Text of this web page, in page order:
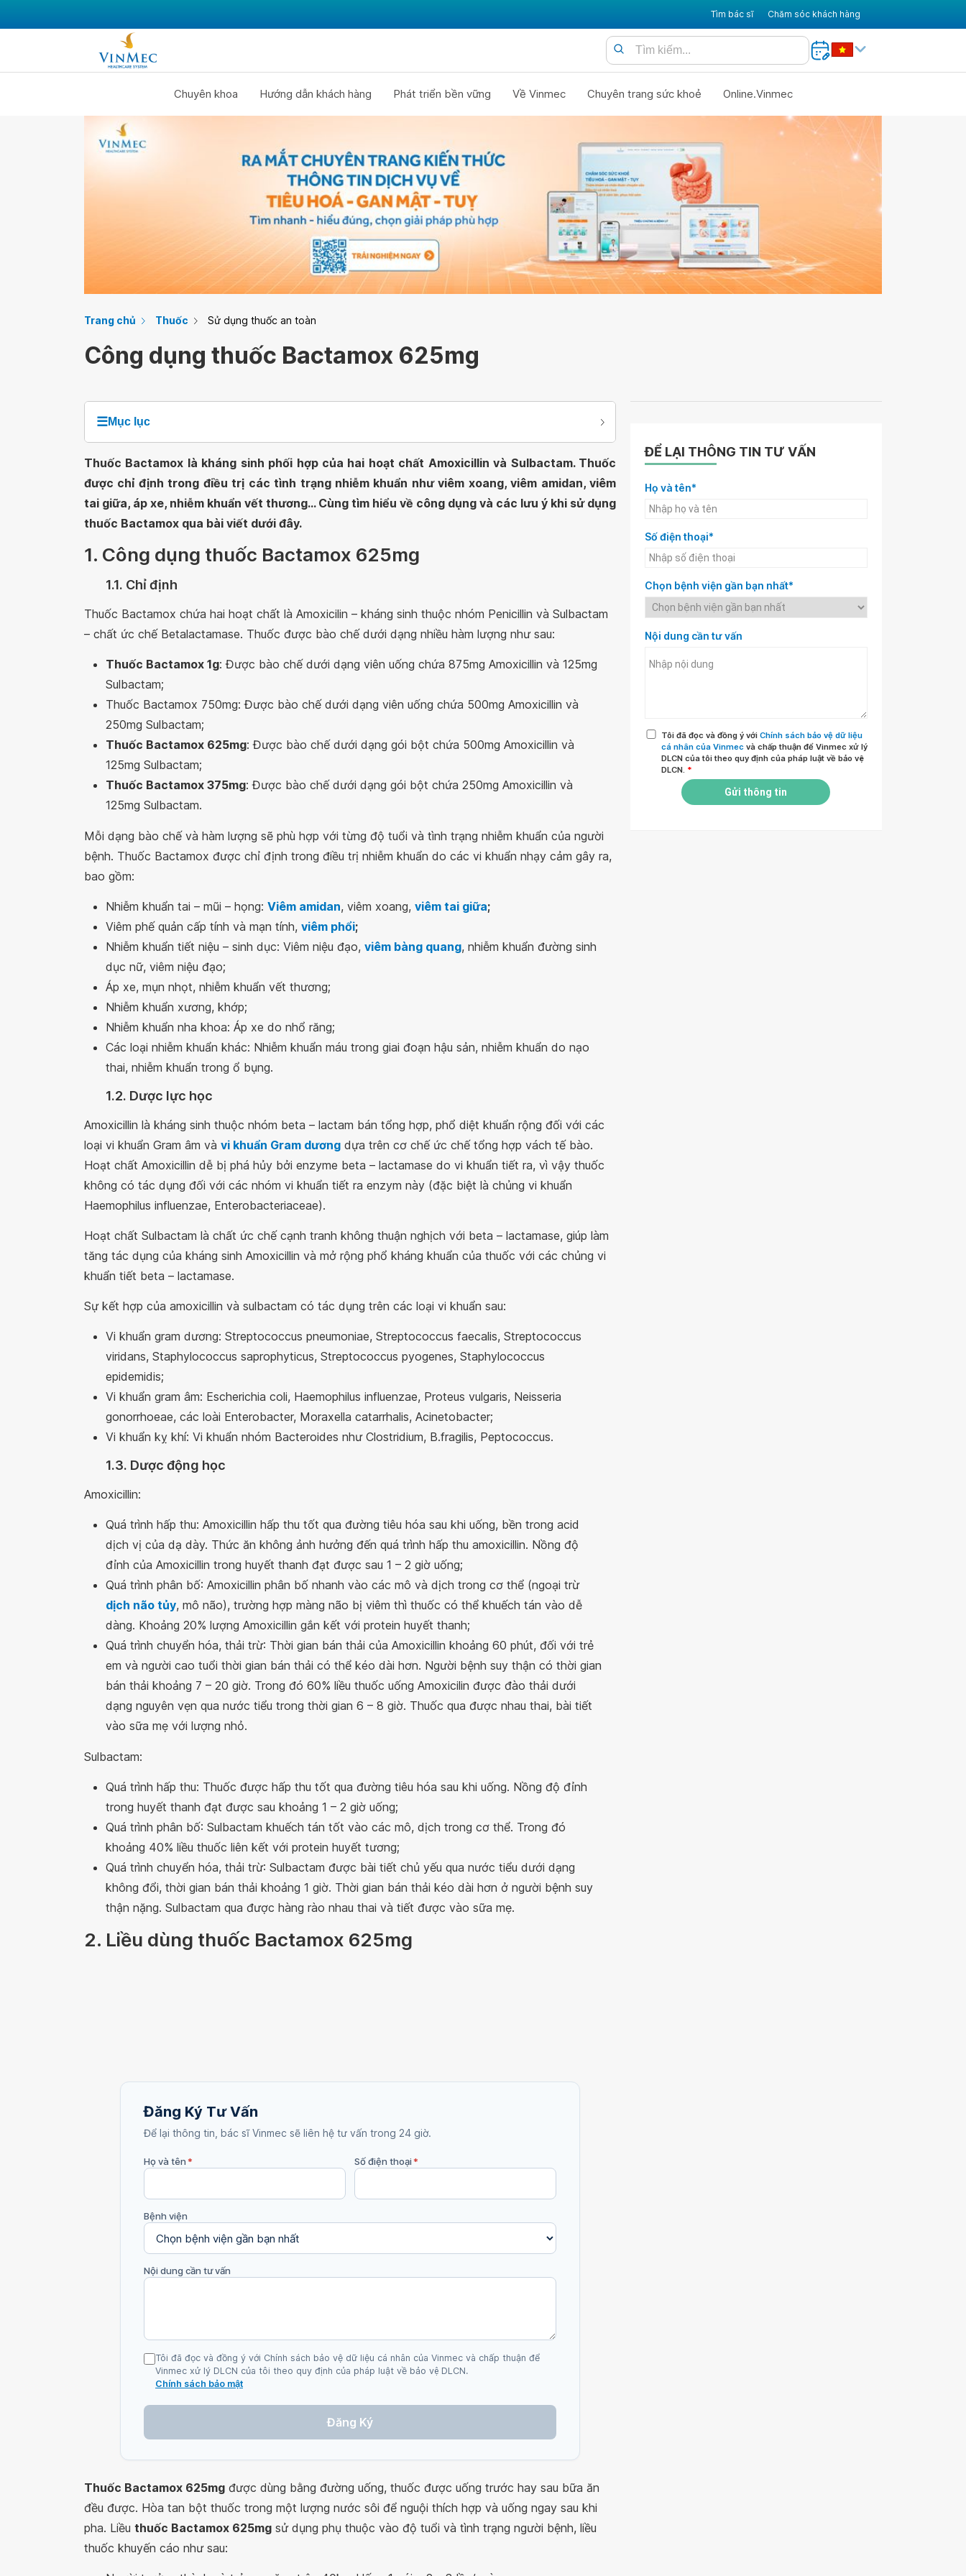
Tìm bác sĩ Chăm sóc khách hàng
Chuyên khoa Hướng dẫn khách hàng Phát triển bền vững Về Vinmec Chuyên trang sức khoẻ Online.Vinmec
Trang chủ Thuốc Sử dụng thuốc an toàn
Công dụng thuốc Bactamox 625mg
☰Mục lục
Thuốc Bactamox là kháng sinh phối hợp của hai hoạt chất Amoxicillin và Sulbactam. Thuốc
được chỉ định trong điều trị các tình trạng nhiễm khuẩn như viêm xoang, viêm amidan, viêm
tai giữa, áp xe, nhiễm khuẩn vết thương... Cùng tìm hiểu về công dụng và các lưu ý khi sử dụng
thuốc Bactamox qua bài viết dưới đây.
1. Công dụng thuốc Bactamox 625mg
1.1. Chỉ định
Thuốc Bactamox chứa hai hoạt chất là Amoxicilin – kháng sinh thuộc nhóm Penicillin và Sulbactam
– chất ức chế Betalactamase. Thuốc được bào chế dưới dạng nhiều hàm lượng như sau:
Thuốc Bactamox 1g: Được bào chế dưới dạng viên uống chứa 875mg Amoxicillin và 125mg
Sulbactam;
Thuốc Bactamox 750mg: Được bào chế dưới dạng viên uống chứa 500mg Amoxicillin và
250mg Sulbactam;
Thuốc Bactamox 625mg: Được bào chế dưới dạng gói bột chứa 500mg Amoxicillin và
125mg Sulbactam;
Thuốc Bactamox 375mg: Được bào chế dưới dạng gói bột chứa 250mg Amoxicillin và
125mg Sulbactam.
Mỗi dạng bào chế và hàm lượng sẽ phù hợp với từng độ tuổi và tình trạng nhiễm khuẩn của người
bệnh. Thuốc Bactamox được chỉ định trong điều trị nhiễm khuẩn do các vi khuẩn nhạy cảm gây ra,
bao gồm:
Nhiễm khuẩn tai – mũi – họng: Viêm amidan, viêm xoang, viêm tai giữa;
Viêm phế quản cấp tính và mạn tính, viêm phổi;
Nhiễm khuẩn tiết niệu – sinh dục: Viêm niệu đạo, viêm bàng quang, nhiễm khuẩn đường sinh
dục nữ, viêm niệu đạo;
Áp xe, mụn nhọt, nhiễm khuẩn vết thương;
Nhiễm khuẩn xương, khớp;
Nhiễm khuẩn nha khoa: Áp xe do nhổ răng;
Các loại nhiễm khuẩn khác: Nhiễm khuẩn máu trong giai đoạn hậu sản, nhiễm khuẩn do nạo
thai, nhiễm khuẩn trong ổ bụng.
1.2. Dược lực học
Amoxicillin là kháng sinh thuộc nhóm beta – lactam bán tổng hợp, phổ diệt khuẩn rộng đối với các
loại vi khuẩn Gram âm và vi khuẩn Gram dương dựa trên cơ chế ức chế tổng hợp vách tế bào.
Hoạt chất Amoxicillin dễ bị phá hủy bởi enzyme beta – lactamase do vi khuẩn tiết ra, vì vậy thuốc
không có tác dụng đối với các nhóm vi khuẩn tiết ra enzym này (đặc biệt là chủng vi khuẩn
Haemophilus influenzae, Enterobacteriaceae).
Hoạt chất Sulbactam là chất ức chế cạnh tranh không thuận nghịch với beta – lactamase, giúp làm
tăng tác dụng của kháng sinh Amoxicillin và mở rộng phổ kháng khuẩn của thuốc với các chủng vi
khuẩn tiết beta – lactamase.
Sự kết hợp của amoxicillin và sulbactam có tác dụng trên các loại vi khuẩn sau:
Vi khuẩn gram dương: Streptococcus pneumoniae, Streptococcus faecalis, Streptococcus
viridans, Staphylococcus saprophyticus, Streptococcus pyogenes, Staphylococcus
epidemidis;
Vi khuẩn gram âm: Escherichia coli, Haemophilus influenzae, Proteus vulgaris, Neisseria
gonorrhoeae, các loài Enterobacter, Moraxella catarrhalis, Acinetobacter;
Vi khuẩn kỵ khí: Vi khuẩn nhóm Bacteroides như Clostridium, B.fragilis, Peptococcus.
1.3. Dược động học
Amoxicillin:
Quá trình hấp thu: Amoxicillin hấp thu tốt qua đường tiêu hóa sau khi uống, bền trong acid
dịch vị của dạ dày. Thức ăn không ảnh hưởng đến quá trình hấp thu amoxicillin. Nồng độ
đỉnh của Amoxicillin trong huyết thanh đạt được sau 1 – 2 giờ uống;
Quá trình phân bố: Amoxicillin phân bố nhanh vào các mô và dịch trong cơ thể (ngoại trừ
dịch não tủy, mô não), trường hợp màng não bị viêm thì thuốc có thể khuếch tán vào dễ
dàng. Khoảng 20% lượng Amoxicillin gắn kết với protein huyết thanh;
Quá trình chuyển hóa, thải trừ: Thời gian bán thải của Amoxicillin khoảng 60 phút, đối với trẻ
em và người cao tuổi thời gian bán thải có thể kéo dài hơn. Người bệnh suy thận có thời gian
bán thải khoảng 7 – 20 giờ. Trong đó 60% liều thuốc uống Amoxicilin được đào thải dưới
dạng nguyên vẹn qua nước tiểu trong thời gian 6 – 8 giờ. Thuốc qua được nhau thai, bài tiết
vào sữa mẹ với lượng nhỏ.
Sulbactam:
Quá trình hấp thu: Thuốc được hấp thu tốt qua đường tiêu hóa sau khi uống. Nồng độ đỉnh
trong huyết thanh đạt được sau khoảng 1 – 2 giờ uống;
Quá trình phân bố: Sulbactam khuếch tán tốt vào các mô, dịch trong cơ thể. Trong đó
khoảng 40% liều thuốc liên kết với protein huyết tương;
Quá trình chuyển hóa, thải trừ: Sulbactam được bài tiết chủ yếu qua nước tiểu dưới dạng
không đổi, thời gian bán thải khoảng 1 giờ. Thời gian bán thải kéo dài hơn ở người bệnh suy
thận nặng. Sulbactam qua được hàng rào nhau thai và tiết được vào sữa mẹ.
2. Liều dùng thuốc Bactamox 625mg
Đăng Ký Tư Vấn
Để lại thông tin, bác sĩ Vinmec sẽ liên hệ tư vấn trong 24 giờ.
Họ và tên* Số điện thoại*
Bệnh viện
Nội dung cần tư vấn
Tôi đã đọc và đồng ý với Chính sách bảo vệ dữ liệu cá nhân của Vinmec và chấp thuận để
Vinmec xử lý DLCN của tôi theo quy định của pháp luật về bảo vệ DLCN.
Chính sách bảo mật
Đăng Ký
Thuốc Bactamox 625mg được dùng bằng đường uống, thuốc được uống trước hay sau bữa ăn
đều được. Hòa tan bột thuốc trong một lượng nước sôi để nguội thích hợp và uống ngay sau khi
pha. Liều thuốc Bactamox 625mg sử dụng phụ thuộc vào độ tuổi và tình trạng người bệnh, liều
thuốc khuyến cáo như sau:
ĐỂ LẠI THÔNG TIN TƯ VẤN
Họ và tên*
Số điện thoại*
Chọn bệnh viện gần bạn nhất*
Nội dung cần tư vấn
Tôi đã đọc và đồng ý với Chính sách bảo vệ dữ liệu
cá nhân của Vinmec và chấp thuận để Vinmec xử lý
DLCN của tôi theo quy định của pháp luật về bảo vệ
DLCN. *
Gửi thông tin